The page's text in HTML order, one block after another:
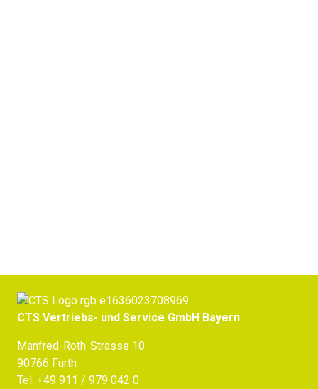
CTS Vertriebs- und Service GmbH Bayern
Manfred-Roth-Strasse 10
90766 Fürth
Tel. +49 911 / 979 042 0